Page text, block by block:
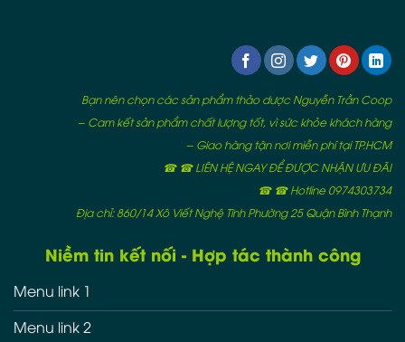
Bạn nên chọn các sản phẩm thảo dược Nguyễn Trần Coop
– Cam kết sản phẩm chất lượng tốt, vì sức khỏe khách hàng
– Giao hàng tận nơi miễn phí tại TP.HCM
☎ ☎ LIÊN HỆ NGAY ĐỂ ĐƯỢC NHẬN ƯU ĐÃI
☎ ☎ Hotline 0974303734
Địa chỉ: 860/14 Xô Viết Nghệ Tĩnh Phường 25 Quận Bình Thạnh
Niềm tin kết nối - Hợp tác thành công
Menu link 1
Menu link 2